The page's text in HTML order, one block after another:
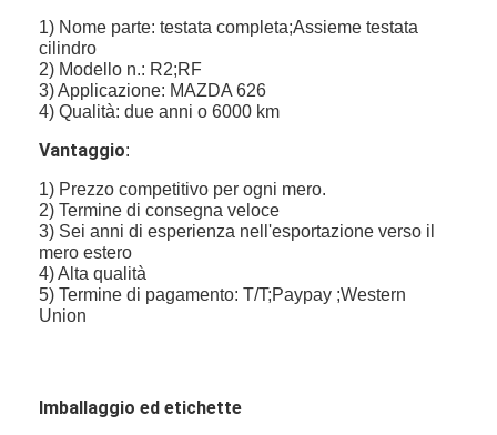
1) Nome parte: testata completa;Assieme testata
cilindro
2) Modello n.: R2;RF
3) Applicazione: MAZDA 626
4) Qualità: due anni o 6000 km
Vantaggio:
1) Prezzo competitivo per ogni mero.
2) Termine di consegna veloce
3) Sei anni di esperienza nell'esportazione verso il
mero estero
4) Alta qualità
5) Termine di pagamento: T/T;Paypay ;Western
Union
Imballaggio ed etichette